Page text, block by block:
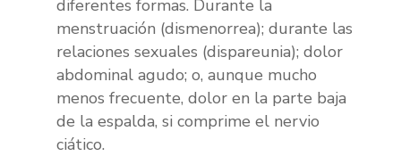
diferentes formas. Durante la
menstruación (dismenorrea); durante las
relaciones sexuales (dispareunia); dolor
abdominal agudo; o, aunque mucho
menos frecuente, dolor en la parte baja
de la espalda, si comprime el nervio
ciático.